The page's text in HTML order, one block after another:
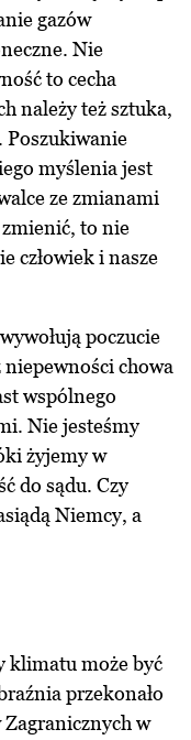
gazów
Nie
to cecha
należy też sztuka,
Poszukiwanie
myślenia jest
ze zmianami
to nie
człowiek i nasze
poczucie
chowa
wspólnego
Nie jesteśmy
żyjemy w
do sądu. Czy
Niemcy, a
klimatu może być
przekonało
w